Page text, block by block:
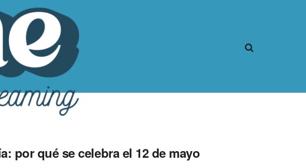
por qué se celebra el 12 de mayo